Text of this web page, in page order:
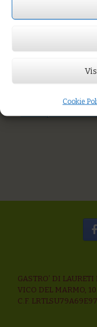
Cookie
AGGIUNGI AL
Strudel estivo con
GASTRO’ DI LAURETI
VICO DEL MARMO,
C.F.